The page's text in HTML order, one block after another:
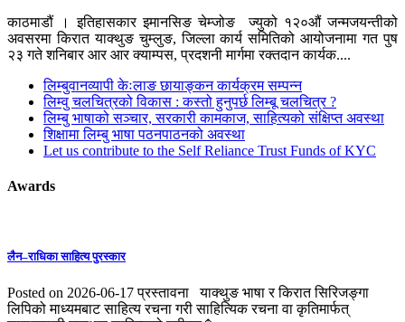
काठमाडौं । इतिहासकार इमानसिङ चेम्जोङ ज्युको १२०औं जन्मजयन्तीको
अवसरमा किरात याक्थुङ चुम्लुङ, जिल्ला कार्य समितिको आयोजनामा गत पुष
२३ गते शनिबार आर आर क्याम्पस, प्रदशनी मार्गमा रक्तदान कार्यक....
लिम्बुवानव्यापी केःलाङ छायाङ्कन कार्यक्रम सम्पन्न
लिम्वु चलचित्रको विकास : कस्तो हुनुपर्छ लिम्बू चलचित्र ?
लिम्बु भाषाको सञ्चार, सरकारी कामकाज, साहित्यको संक्षिप्त अवस्था
शिक्षामा लिम्बु भाषा पठनपाठनको अवस्था
Let us contribute to the Self Reliance Trust Funds of KYC
Awards
लैन–राधिका साहित्य पुरस्कार
Posted on 2026-06-17प्रस्तावना याक्थुङ भाषा र किरात सिरिजङ्गा
लिपिको माध्यमबाट साहित्य रचना गरी साहित्यिक रचना वा कृतिमार्फत्